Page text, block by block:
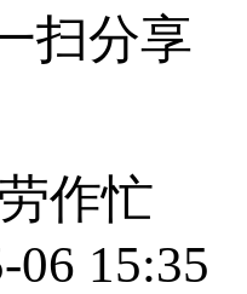
扫分享
作忙
06 15:35